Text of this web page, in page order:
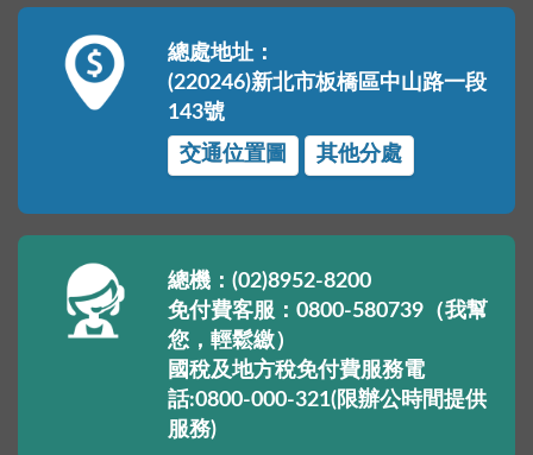
總處地址：
(220246)新北市板橋區中山路一段
143號
交通位置圖
其他分處
總機：(02)8952-8200
免付費客服：0800-580739（我幫
您，輕鬆繳）
國稅及地方稅免付費服務電
話:0800-000-321(限辦公時間提供
服務)